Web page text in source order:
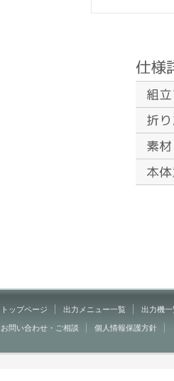
トップページ 出力メニュー一覧 出力機一
お問い合わせ・ご相談 個人情報保護方針